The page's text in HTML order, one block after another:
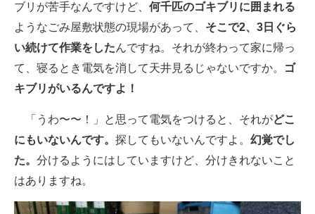
ブリが苦手なんですけど、 何千匹のゴキブリに囲まれる
ようなごみ屋敷状態の現場があって、 そこで2、3日ぐら
い続けて作業をしたんですね。それが終わって家に帰っ
て、寝るとき電気を消して天井見るじゃないですか。
ゴ
キブリがいるんですよ！
「うわ〜〜！」と思って電気をつけると、それがどこ
にもいないんです。 探してもいないんですよ。 幻覚でし
た。 分けるようにはしていますけど、分けきれないこと
はありますね。